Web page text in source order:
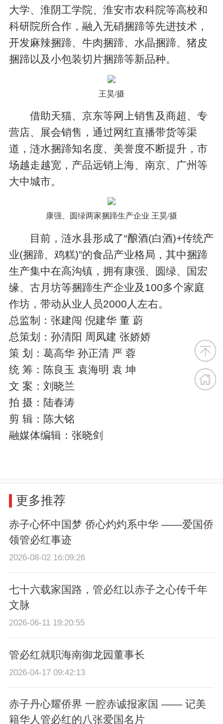
大学、淮阴工学院、淮安市农科院等高校和
科研院所合作，融入无硝捆蹄等先进技术，
开发麻辣捆蹄、牛肉捆蹄、水晶捆蹄、猪皮
捆蹄以及小包装切片捆蹄等新品种。
王昊/摄
借助天猫、京东等网上销售及商超、专
营店、展会销售，通过网红直播带货等渠
道，涟水捆蹄知名度、美誉度不断提升，市
场越走越宽，产品远销上海、南京、广州等
大中城市。
康强、圆绿两家捆蹄生产企业 王昊/摄
目前，涟水县形成了“酿酒(白酒)+传统产
业(捆蹄、鸡糕)”的食品产业格局，其中捆蹄
生产集中在高沟镇，拥有康强、圆绿、国宏
缘、古月坊等捆蹄生产企业及100多个家庭
作坊，带动从业人员2000人左右。
总监制：张建闯 倪建华 董 蔚
总策划：孙清阳 周凤建 张娇娇
策 划：葛高华 孙正清 严 蓉
统 筹：陈良玉 袁海明 袁 坤
文 案：刘晓兰
拍 摄：陆春涛
剪 辑：陈大铭
融媒体编辑：张晓剑
更多推荐
赤子心怀中国梦 侨心灼灼系中华 ——爱国侨
领管必红事迹
2026-08-02 16:09:26
七十六载家国路，管必红以赤子之心传千年
文脉
2026-06-11 19:20:55
管必红就职海南御龙园董事长
2026-04-17 09:42:13
赤子丹心耀侨界 一腔赤诚报家国 —— 记美
籍华人管必红的八张爱国名片